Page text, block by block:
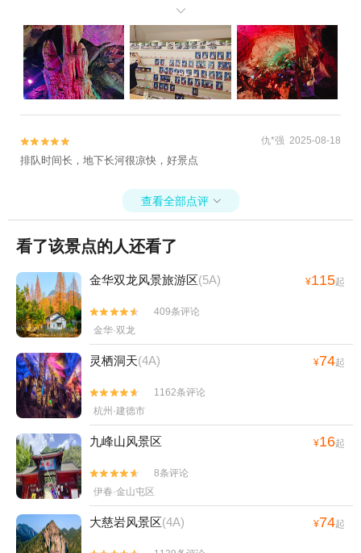
溪名果山庄+牛头山国家森林公园+寺平古村
落景区+大红岩景区+东阳中国木雕城+金华
安地仙源谷漂流+武义欢乐山寨农庄+武义花
溪十八湾+义乌马溪+义乌国际商贸城+清明
上河图+永康森林公园+寿仙谷漂流+龙山景
水世界+九峰温泉+牛头山梦温泉+金华寺森
林公园+中华舞龙故乡景区+方岩风景名胜区
+永康动物乐园+金华市体育馆+金华湖度假
村+兰溪马坞村杨梅庄园+浦江游轮+义乌梅
湖极爽水世界乐园+义乌幸福湖水库+璟园古
民居博物馆+灵江源森林公园+灵江源景区
+东阳剧院+武义温泉萤石博物馆+永康龙川
文化园+浙江东阳市艺术紫檀博物馆+竹海滑
道+横店圆明新园·夏苑+圆明新园（秋苑）
+金华市博物馆+浙江兰湖旅游度假区+花田
美地+横店梦泉谷+诗人小镇+金鸡岩景区+渔
歌小镇花之港+义乌花间乐园+义乌小六石户
外游乐园+义乌威尼斯水城+浙江横店热气球
自由飞行+义乌翼动蹦床公园+龙溪生态游乐
园+舞龙源灵溪竹排漂流+花园村景区--已下
线+武义温泉度假区+金华万泰海立方海洋公
园+月牙谷+九峰牧场+武义阳光温泉浴吧+金
华梦境自然博物馆+义乌西海龙山+武义大斗
山飞行营地+璟园汤温泉馆+喻斯生态旅游区
+棕榈湾+中国横店滑翔伞基地(横店店)+熊猫
猪猪两头乌国际牧场+义乌趣玩谷+浦江鱼泡
会给你在社交媒体上好好宣传。2.照片一张二十块，你给我明明拍了
五种，也全部给我打印出来了，直接狮子开口要这么多，为什么不五
元一张，让我们每个人都带走一张。想赚钱吃相有点难看。3.滑道五
十块一人，小孩子超一米二也要买，但是又不能单独坐一辆，那你为
什么要收我五十。整体玩下来，性价比差，这里要我五十那里八十那
里又二十。为什么不简简单单来一个一价全含一百元一人。


 仇*强 2025-08-18
排队时间长，地下长河很凉快，好景点
查看全部点评 
看了该景点的人还看了
金华双龙风景旅游区(5A) ¥115起


409条评论
金华·双龙
灵栖洞天(4A) ¥74起


1162条评论
杭州·建德市
九峰山风景区 ¥16起


8条评论
伊春·金山屯区
大慈岩风景区(4A) ¥74起